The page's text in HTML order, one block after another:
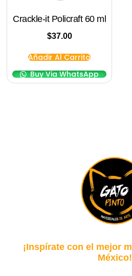
Crackle-it Policraft 60 ml
$37.00
Añadir Al Carrito
Buy Via WhatsApp
¡Inspírate con el mejor
México!